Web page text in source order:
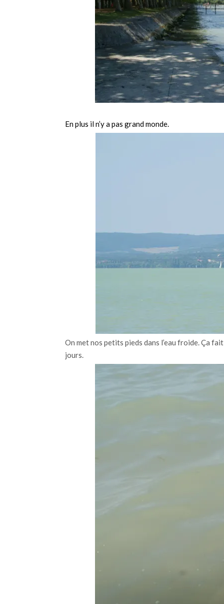
En plus il n’y a pas grand monde.
On met nos petits pieds dans l’eau froide. Ça
jours.